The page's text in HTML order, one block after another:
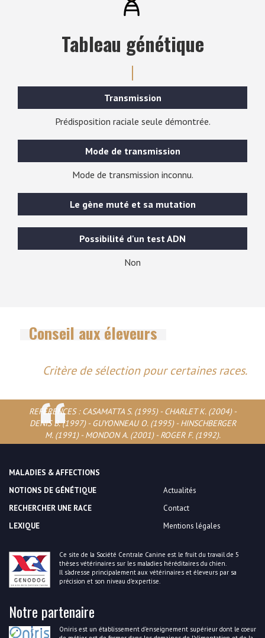
Tableau génétique
Transmission
Prédisposition raciale seule démontrée.
Mode de transmission
Mode de transmission inconnu.
Le gène muté et sa mutation
Possibilité d'un test ADN
Non
Conseil aux éleveurs
Critère de sélection pour certaines races.
REFERENCES : CASAMATTA S. (1995) - CHARLET K. (2004) -
DENIS B. (1997) - GUYONNEAU O. (1995) - HINSCHBERGER
M. (1991) - MONDON A. (2001) - ROGER F. (1992).
MALADIES & AFFECTIONS
NOTIONS DE GÉNÉTIQUE
RECHERCHER UNE RACE
LEXIQUE
Actualités
Contact
Mentions légales
Ce site de la Société Centrale Canine est le fruit du travail de 5
thèses vétérinaires sur les maladies héréditaires du chien.
Il s’adresse principalement aux vétérinaires et éleveurs par sa
précision et son niveau d’expertise.
Notre partenaire
Oniris est un établissement d’enseignement supérieur dont le coeur